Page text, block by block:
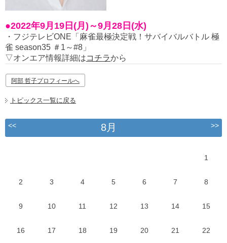
●2022年9月19日(月)～9月28日(水)
・フジテレビONE「麻雀最極決定戦！サバイバルバトル 極
雀 season35 ＃1～#8」
▽オンエア情報詳細はコチラから
阿部 哲子プロフィールへ
トピックス一覧に戻る
<< 8月 >>
1
2 3 4 5 6 7 8
9 10 11 12 13 14 15
16 17 18 19 20 21 22